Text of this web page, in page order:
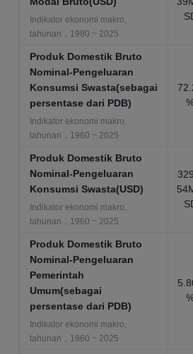
Indikator ekonomi makro,
tahunan，1980 ~ 2025
Produk Domestik Bruto
Nominal-Pengeluaran
Konsumsi Swasta(sebagai
persentase dari PDB)
Indikator ekonomi makro,
tahunan，1960 ~ 2025
Produk Domestik Bruto
Nominal-Pengeluaran
Konsumsi Swasta(USD)
Indikator ekonomi makro,
tahunan，1960 ~ 2025
Produk Domestik Bruto
Nominal-Pengeluaran
Pemerintah
Umum(sebagai
persentase dari PDB)
Indikator ekonomi makro,
tahunan，1960 ~ 2025